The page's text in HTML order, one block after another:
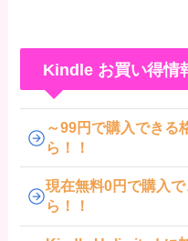
Kindle お買い得情
～99円で購入できる
ら！！
現在無料0円で購入
ら！！